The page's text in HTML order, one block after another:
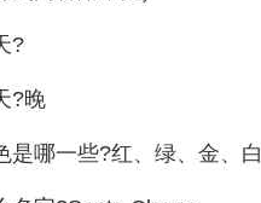
?
?晚
是哪一些?红、绿、金、白